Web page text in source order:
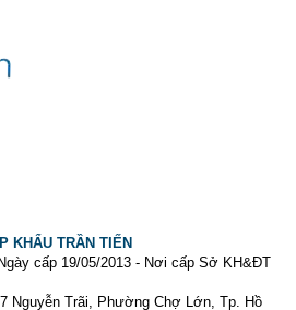
KHẨU TRẦN TIẾN
cấp 19/05/2013 - Nơi cấp Sở KH&ĐT
Nguyễn Trãi, Phường Chợ Lớn, Tp. Hồ